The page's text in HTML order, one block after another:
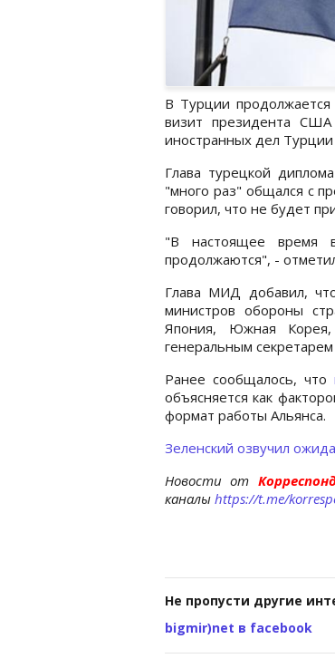
В Турции
визит президента
иностранных дел
Глава турецкой
"много раз" общался с
говорил, что не будет
"В настоящее время
продолжаются", -
Глава МИД добавил,
министров обороны
Япония, Южная Корея,
генеральным
Ранее сообщалось, что
объясняется как
формат работы Альянса.
Зеленский озвучил
Новости от
каналы https://t.me/
Не пропусти другие
bigmir)net в facebook